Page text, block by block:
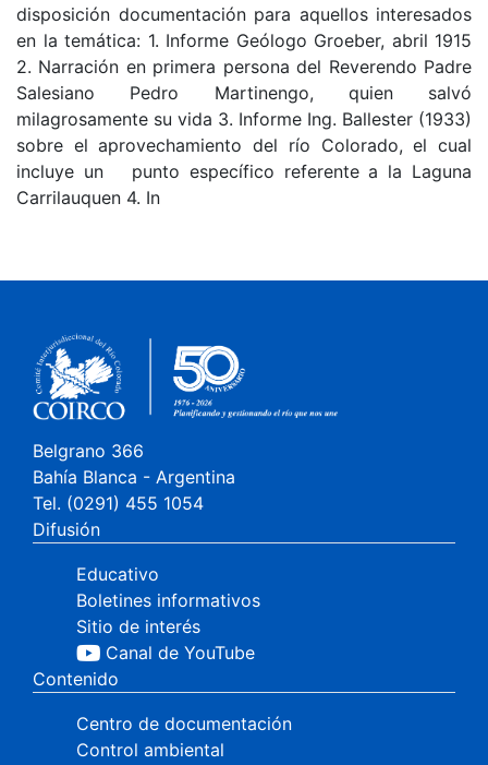
disposición documentación para aquellos interesados
en la temática: 1. Informe Geólogo Groeber, abril 1915
2. Narración en primera persona del Reverendo Padre
Salesiano Pedro Martinengo, quien salvó
milagrosamente su vida 3. Informe Ing. Ballester (1933)
sobre el aprovechamiento del río Colorado, el cual
incluye un punto específico referente a la Laguna
Carrilauquen 4. In
Belgrano 366
Bahía Blanca - Argentina
Tel. (0291) 455 1054
Difusión
Educativo
Boletines informativos
Sitio de interés
Canal de YouTube
Contenido
Centro de documentación
Control ambiental